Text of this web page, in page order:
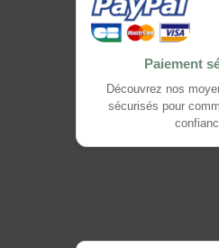
Paiement
Découvrez nos
sécurisés pour